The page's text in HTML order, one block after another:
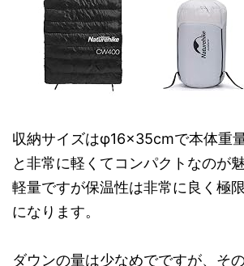
収納サイズはφ16×35cmで本体重
と非常に軽くてコンパクトなのが魅
軽量ですが保温性は非常に良く極
になります。
ダウンの量は少なめでですが、そ